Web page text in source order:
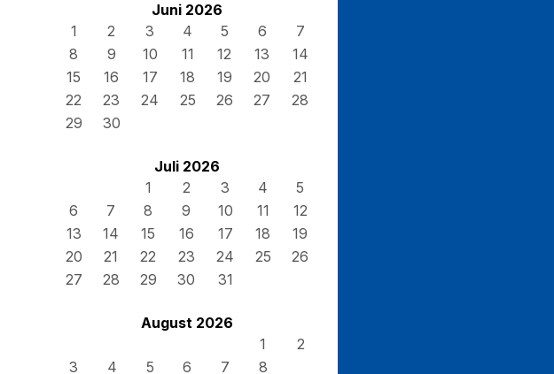
Juni 2026
1
2 3 4 5 6
7
8
9 10 11 12 13
14
15
16 17 18 19 20
21
22
23 24 25 26 27
28
29
30
Juli 2026
1
2 3 4
5
6
7 8 9 10 11
12
13
14 15 16 17 18
19
20
21 22 23 24 25
26
27
28 29 30 31
August 2026
1
2
3
4 5 6 7 8